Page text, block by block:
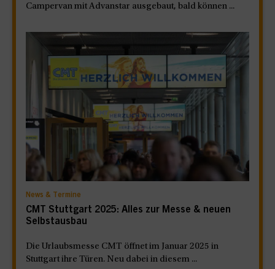
Campervan mit Advanstar ausgebaut, bald können ...
News & Termine
CMT Stuttgart 2025: Alles zur Messe & neuen
Selbstausbau
Die Urlaubsmesse CMT öffnet im Januar 2025 in
Stuttgart ihre Türen. Neu dabei in diesem ...